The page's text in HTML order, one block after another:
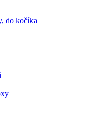
do kočíka